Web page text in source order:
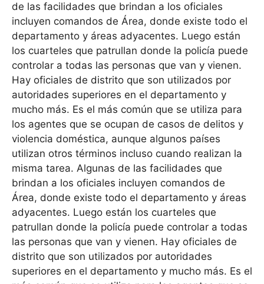
de las facilidades que brindan a los oficiales
incluyen comandos de Área, donde existe todo el
departamento y áreas adyacentes. Luego están
los cuarteles que patrullan donde la policía puede
controlar a todas las personas que van y vienen.
Hay oficiales de distrito que son utilizados por
autoridades superiores en el departamento y
mucho más. Es el más común que se utiliza para
los agentes que se ocupan de casos de delitos y
violencia doméstica, aunque algunos países
utilizan otros términos incluso cuando realizan la
misma tarea. Algunas de las facilidades que
brindan a los oficiales incluyen comandos de
Área, donde existe todo el departamento y áreas
adyacentes. Luego están los cuarteles que
patrullan donde la policía puede controlar a todas
las personas que van y vienen. Hay oficiales de
distrito que son utilizados por autoridades
superiores en el departamento y mucho más. Es el